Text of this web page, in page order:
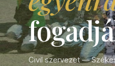
Civil szervezet —